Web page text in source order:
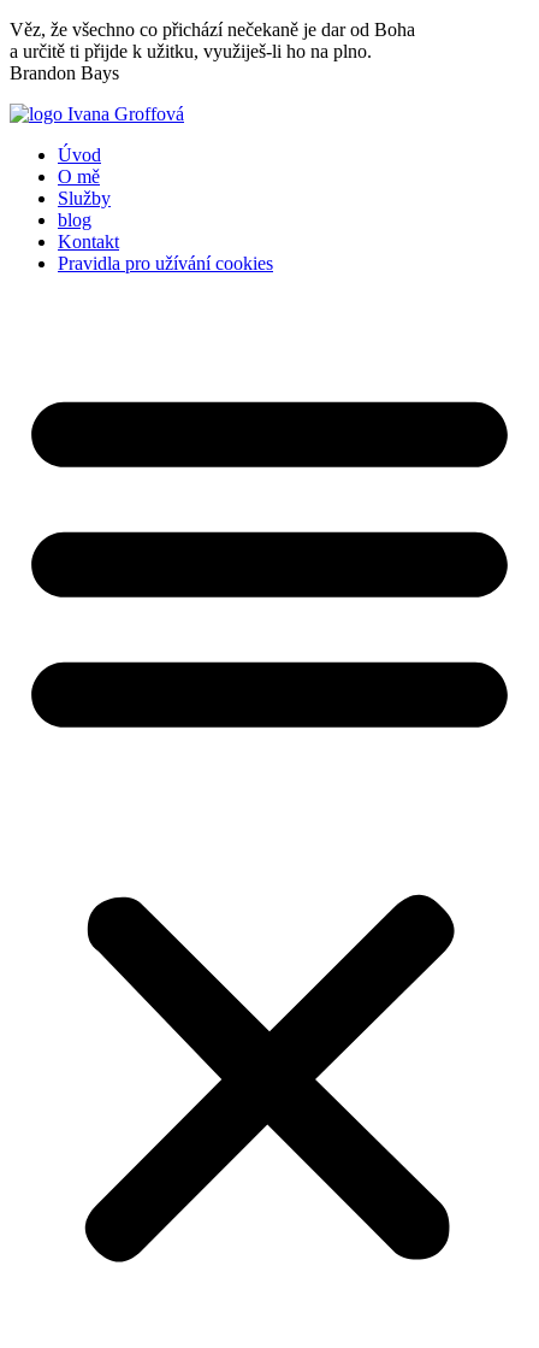
Přejít
k
obsahu
Věz, že všechno co přichází nečekaně je dar od Boha
a určitě ti přijde k užitku, využiješ-li ho na plno.
Brandon Bays
Úvod
O mě
Služby
blog
Kontakt
Pravidla pro užívání cookies